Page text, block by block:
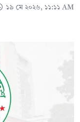
১৯ মে ২০২৬, ১১:১১ AM